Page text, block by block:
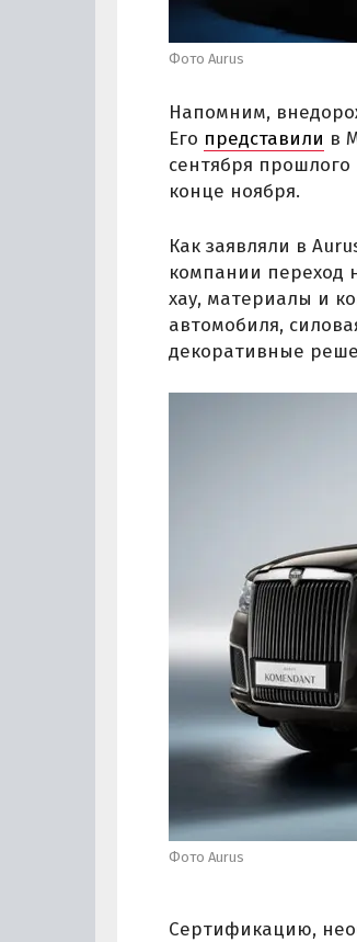
Фото Aurus
Напомним,
Его представили в
сентября прошлого
конце ноября.
Как заявляли в
компании переход
хау, материалы и
автомобиля,
декоративные
Фото Aurus
Сертификацию,